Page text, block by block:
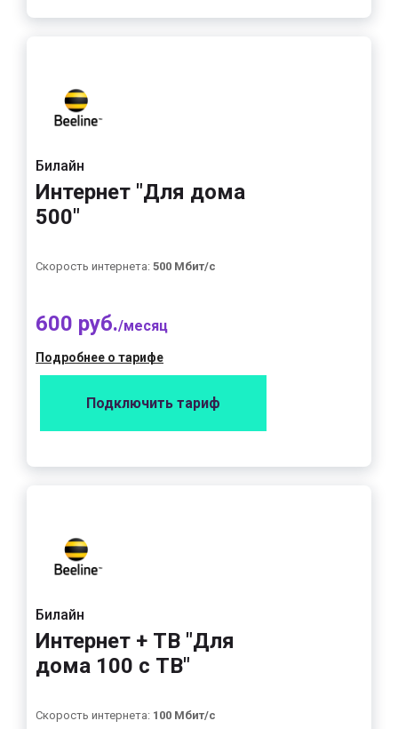
Билайн
Интернет "Для дома
500"
Скорость интернета: 500 Мбит/с
600 руб./месяц
Подробнее о тарифе
Подключить тариф
Билайн
Интернет + ТВ "Для
дома 100 с ТВ"
Скорость интернета: 100 Мбит/с